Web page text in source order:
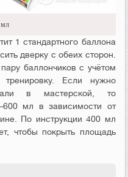
мл
1 стандартного баллона
дверку с обеих сторон.
баллончиков с учётом
тренировку. Если нужно
в мастерской, то
мл в зависимости от
По инструкции 400 мл
чтобы покрыть площадь